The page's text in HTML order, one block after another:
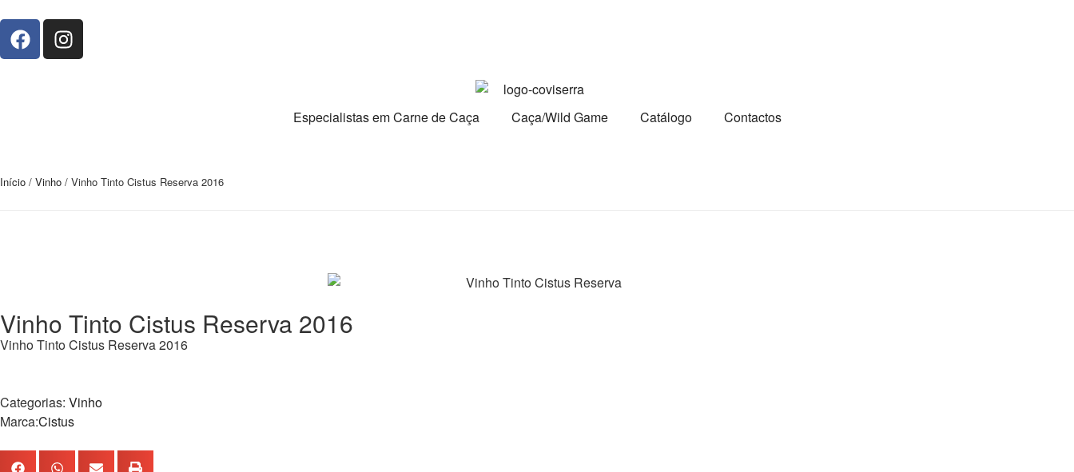
Especialistas em Carne de Caça Caça/Wild Game Catálogo Contactos
Início / Vinho / Vinho Tinto Cistus Reserva 2016
Vinho Tinto Cistus Reserva 2016
Vinho Tinto Cistus Reserva 2016
Categorias: Vinho
Marca:Cistus